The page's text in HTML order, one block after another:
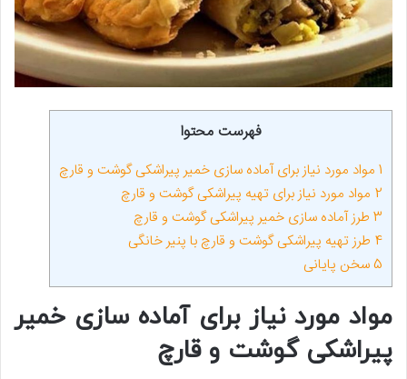
فهرست محتوا
1 مواد مورد نیاز برای آماده سازی خمیر پیراشکی گوشت و قارچ
2 مواد مورد نیاز برای تهیه پیراشکی گوشت و قارچ
3 طرز آماده سازی خمیر پیراشکی گوشت و قارچ
4 طرز تهیه پیراشکی گوشت و قارچ با پنیر خانگی
5سخن پایانی
مواد مورد نیاز برای آماده سازی خمیر
پیراشکی گوشت و قارچ